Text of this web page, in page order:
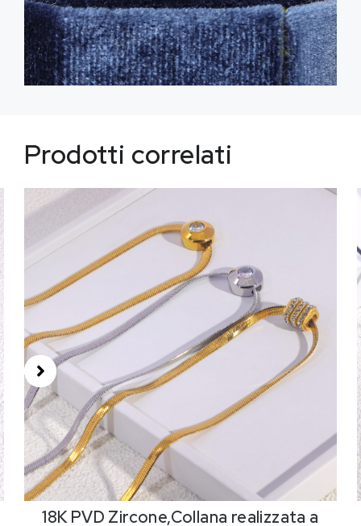
Prodotti correlati
18K PVD Zircone,Collana realizzata a